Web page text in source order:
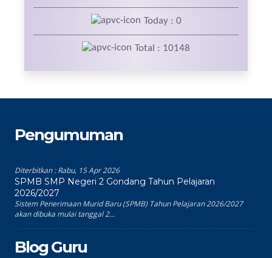
Today : 0
Total : 10148
Pengumuman
Diterbitkan :Rabu, 15 Apr 2026
SPMB SMP Negeri 2 Gondang Tahun Pelajaran
2026/2027
Sistem Penerimaan Murid Baru (SPMB) Tahun Pelajaran 2026/2027
akan dibuka mulai tanggal 2...
Blog Guru